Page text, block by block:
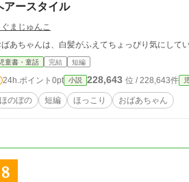
アースタイル
まじゅんこ
あちゃんは、白髪がふえてちょっぴり気にしてい
童書・童話 完結 短編
24h.ポイント 0pt 小説 228,643 位 / 228,643件
ほのぼの 短編 ほっこり おばあちゃん
8